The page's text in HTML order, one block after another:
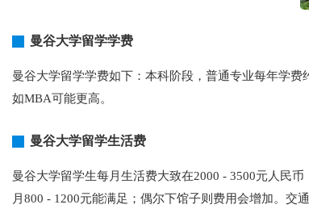
曼谷大学留学学费
曼谷大学留学学费如下：本科阶段，普通专业每年学
如MBA可能更高。
曼谷大学留学生活费
曼谷大学留学生每月生活费大致在2000 - 3500元人民
月800 - 1200元能满足；偶尔下馆子则费用会增加。交